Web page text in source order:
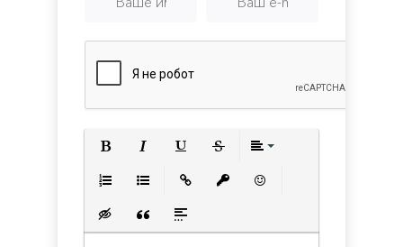
Вставка скрытого текста
Вставка цитаты
Вставка спойлера